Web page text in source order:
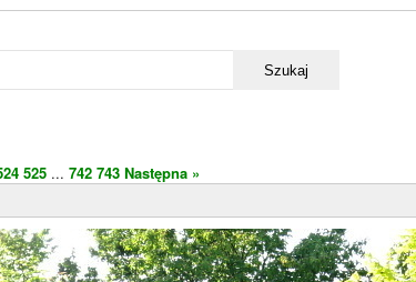
Szukaj
525 ... 742 743 Następna »